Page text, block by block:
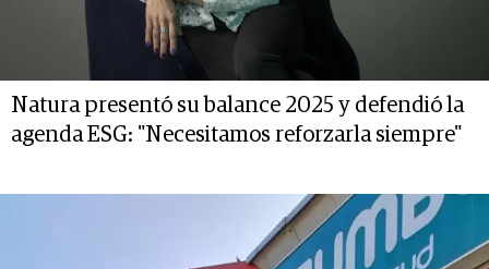
Natura presentó su balance 2025 y defendió la
agenda ESG: "Necesitamos reforzarla siempre"